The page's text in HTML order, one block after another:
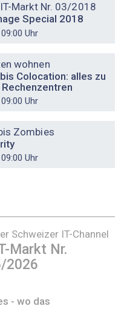
Markt Nr. 03/2018
Special 2018
Uhr
wohnen
Colocation: alles zu
Uhr
Zombies
Uhr
Schweizer IT-Channel
Markt Nr.
2026
- wo das